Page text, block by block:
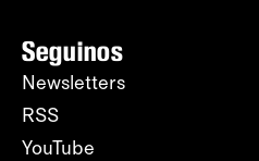
Seguinos
Newsletters
RSS
YouTube